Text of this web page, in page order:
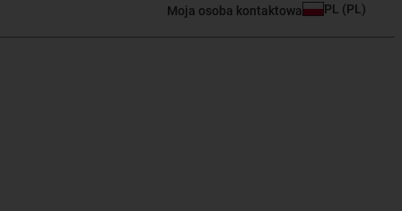
Moja osoba kontaktowa PL (PL )